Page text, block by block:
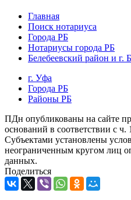
Главная
Поиск нотариуса
Города РБ
Нотариусы города РБ
Белебеевский район и г.
г. Уфа
Города РБ
Районы РБ
ПДн опубликованы на сайте
оснований в соответствии с ч.
Субъектами установлены
неограниченным кругом лиц
данных.
Поделиться